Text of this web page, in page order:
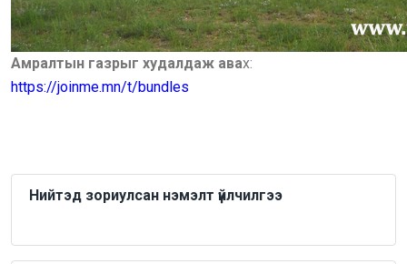
Амралтын газрыг худалдаж авах:
https://joinme.mn/t/bundles
Нийтэд зориулсан нэмэлт үйлчилгээ